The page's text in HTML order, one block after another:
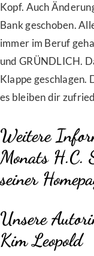
Kopf. Auch
Bank geschoben.
immer im Beruf
und GRÜNDLICH.
Klappe geschlagen.
es bleiben dir
Weitere
Monats H.C.
seiner
Unsere
Kim Leopold